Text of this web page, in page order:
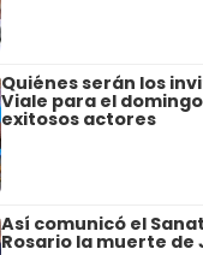
Quiénes serán los
Viale para el
exitosos actores
Así comunicó el
Rosario la muerte de